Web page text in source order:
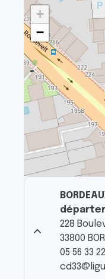
+
−
228
33800
05 56 33